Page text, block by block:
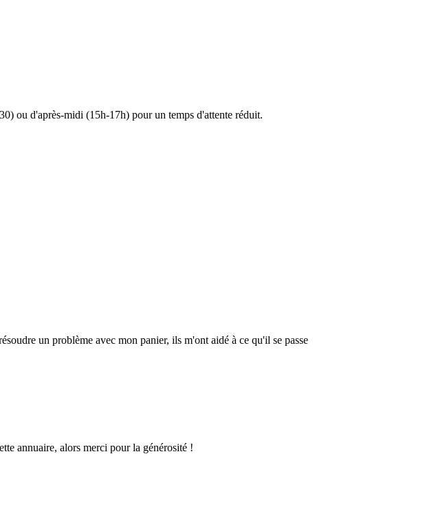
ou d'après-midi (15h-17h) pour un temps d'attente réduit.
un problème avec mon panier, ils m'ont aidé à ce qu'il se passe
annuaire, alors merci pour la générosité !